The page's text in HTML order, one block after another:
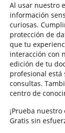
Al usar nuestro
información
curiosas.
protección de
que tu
interacción con
edición de tu
profesional
consultas.
centro de
¡Prueba
Gratis sin